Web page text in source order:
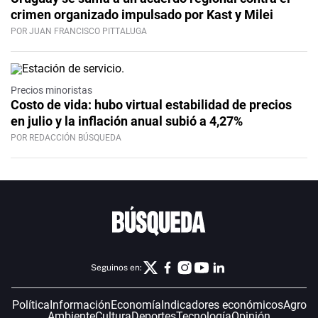
crimen organizado impulsado por Kast y Milei
POR JUAN FRANCISCO PITTALUGA
Precios minoristas
Costo de vida: hubo virtual estabilidad de precios
en julio y la inflación anual subió a 4,27%
POR REDACCIÓN BÚSQUEDA
Seguinos en:
PolíticaInformaciónEconomíaIndicadores económicosAgro